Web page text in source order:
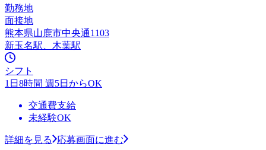
勤務地
面接地
熊本県山鹿市中央通1103
新玉名駅、木葉駅
シフト
1日8時間 週5日からOK
交通費支給
未経験OK
詳細を見る 応募画面に進む